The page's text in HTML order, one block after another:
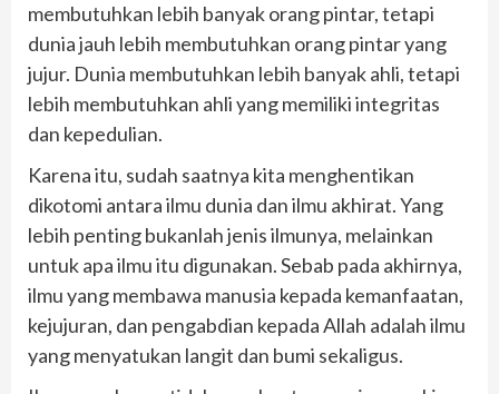
membutuhkan lebih banyak orang pintar, tetapi
dunia jauh lebih membutuhkan orang pintar yang
jujur. Dunia membutuhkan lebih banyak ahli, tetapi
lebih membutuhkan ahli yang memiliki integritas
dan kepedulian.
Karena itu, sudah saatnya kita menghentikan
dikotomi antara ilmu dunia dan ilmu akhirat. Yang
lebih penting bukanlah jenis ilmunya, melainkan
untuk apa ilmu itu digunakan. Sebab pada akhirnya,
ilmu yang membawa manusia kepada kemanfaatan,
kejujuran, dan pengabdian kepada Allah adalah ilmu
yang menyatukan langit dan bumi sekaligus.